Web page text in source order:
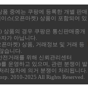
품 중에는 쿠팡에 등록한 개별 판매
스(오픈마켓) 상품이 포함되어 있
상품의 경우 쿠팡은 통신판매중개
가 아닙니다.
마켓) 상품, 거래정보 및 거래 등
습니다.
전거래를 위해 신뢰관리센터
운영하고 있으며, 관련 분쟁이 발
리절차에 의거 분쟁이 처리됩니다.
2010-2025 All Rights Reserved.